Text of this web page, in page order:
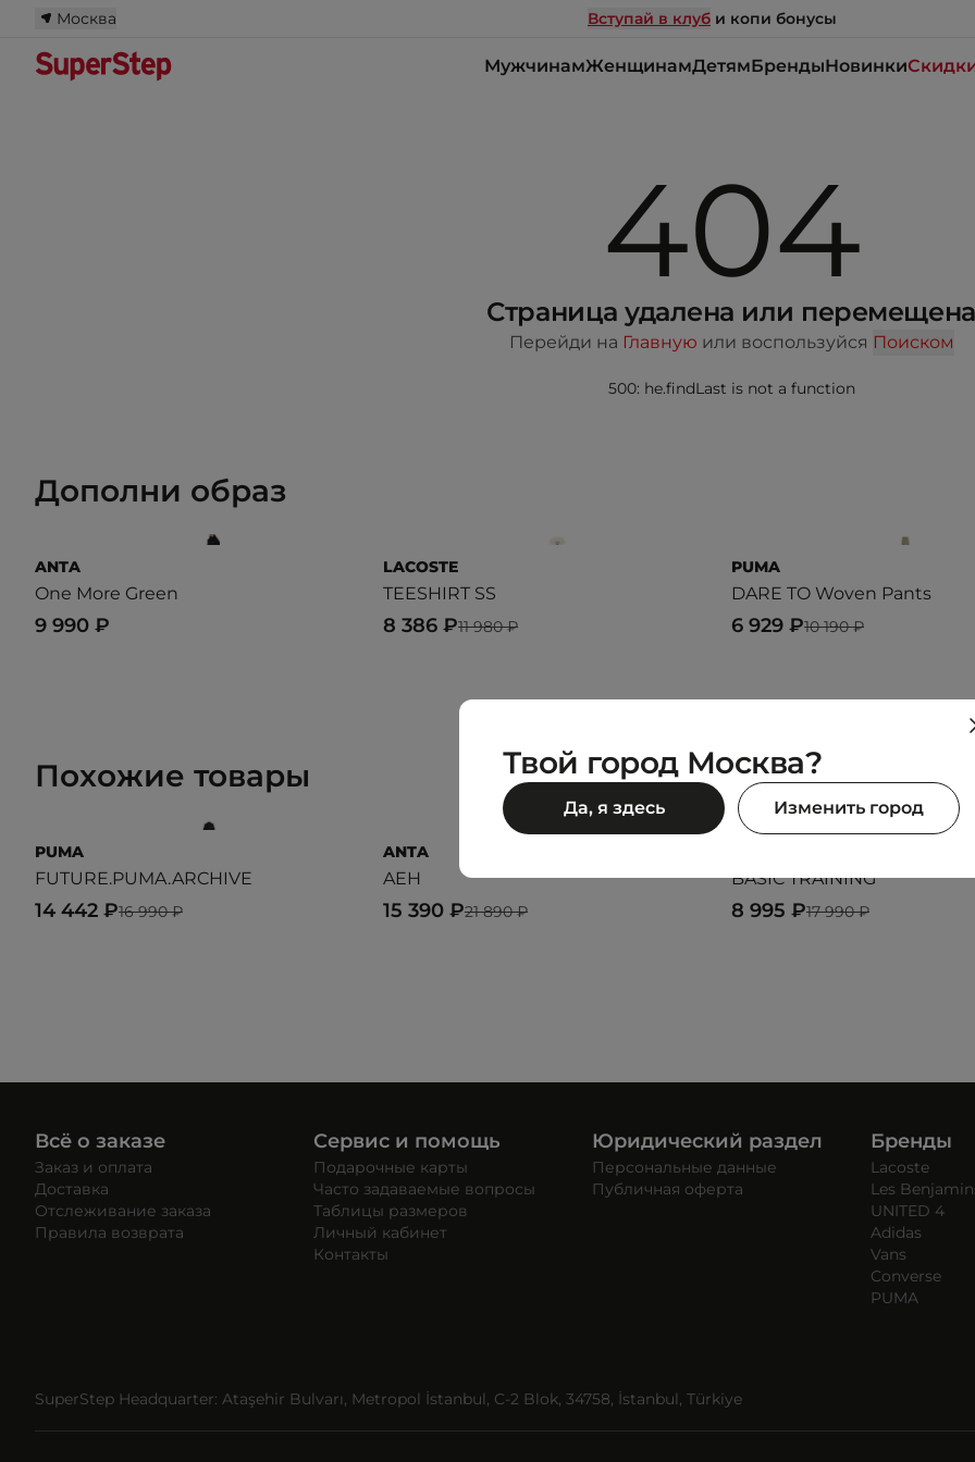
Москва Вступай в клуб и копи бонусы
МужчинамЖенщинамДетямБрендыНовинки
404
Страница удалена или перемещена
Перейди на Главную или воспользуйся Поиском
500: he.findLast is not a function
Дополни образ
ANTA
One More Green
9 990 ₽
LACOSTE
TEESHIRT SS
11 980 ₽
8 386 ₽
PUMA
DARE TO Woven Pants
10 190 ₽
6 929 ₽
Похожие товары
PUMA
FUTURE.PUMA.ARCHIVE
16 990 ₽
14 442 ₽
ANTA
AEH
21 890 ₽
15 390 ₽
BASIC TRAINING
17 990 ₽
8 995 ₽
Всё о заказе
Заказ и оплата
Доставка
Отслеживание заказа
Правила возврата
Сервис и помощь
Подарочные карты
Часто задаваемые вопросы
Таблицы размеров
Личный кабинет
Контакты
Юридический раздел
Персональные данные
Публичная оферта
Бренды
Lacoste
Les
UNITED 4
Adidas
Vans
Converse
PUMA
SuperStep Headquarter: Ataşehir Bulvarı, Metropol İstanbul, C-2 Blok, 34758, İstanbul, Türkiye
Твой город Москва?
Да, я здесь Изменить город